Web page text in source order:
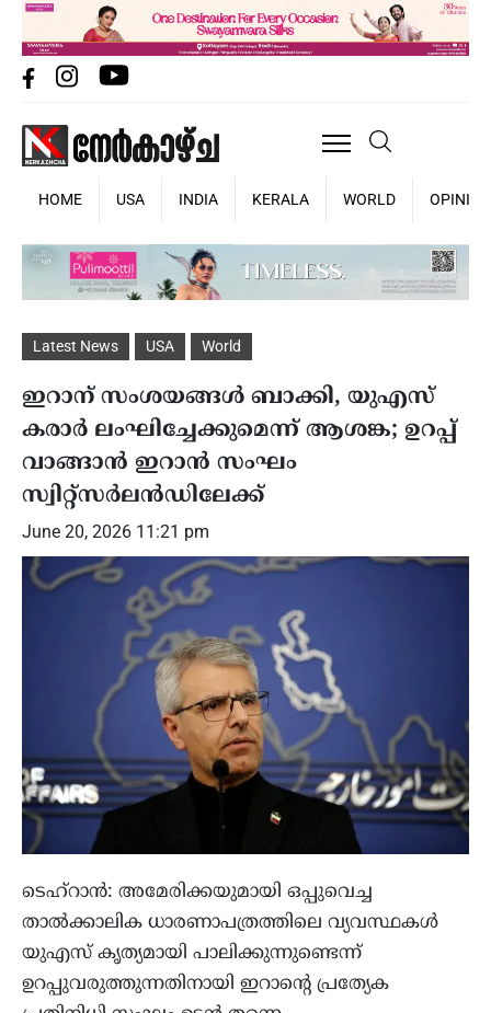
HOME USA INDIA KERALA WORLD OPINION
Latest News USA World
ഇറാന് സംശയങ്ങൾ ബാക്കി, യുഎസ്
കരാർ ലംഘിച്ചേക്കുമെന്ന് ആശങ്ക; ഉറപ്പ്
വാങ്ങാൻ ഇറാൻ സംഘം
സ്വിറ്റ്സർലൻഡിലേക്ക്
June 20, 2026 11:21 pm
ടെഹ്റാൻ: അമേരിക്കയുമായി ഒപ്പുവെച്ച
താൽക്കാലിക ധാരണാപത്രത്തിലെ വ്യവസ്ഥകൾ
യുഎസ് കൃത്യമായി പാലിക്കുന്നുണ്ടെന്ന്
ഉറപ്പുവരുത്തുന്നതിനായി ഇറാന്റെ പ്രത്യേക